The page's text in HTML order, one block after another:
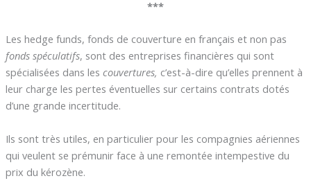
***
Les hedge funds, fonds de couverture en français et non pas
fonds spéculatifs, sont des entreprises financières qui sont
spécialisées dans les couvertures, c’est-à-dire qu’elles prennent à
leur charge les pertes éventuelles sur certains contrats dotés
d’une grande incertitude.
Ils sont très utiles, en particulier pour les compagnies aériennes
qui veulent se prémunir face à une remontée intempestive du
prix du kérozène.